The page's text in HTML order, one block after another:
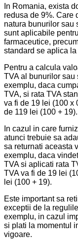
In Romania, exista
redusa de 9%. Care
natura bunurilor sau
sunt aplicabile
farmaceutice,
standard se aplica
Pentru a calcula
TVA al bunurilor
exemplu, daca
TVA, si rata TVA
va fi de 19 lei (100 x
de 119 lei (100 + 19).
In cazul in care
atunci trebuie sa
sa returnati aceasta
exemplu, daca
TVA si aplicati rata
TVA va fi de 19 lei
lei (100 + 19).
Este important sa
exceptii de la
exemplu, in cazul
si plati la momentul
vigoare.